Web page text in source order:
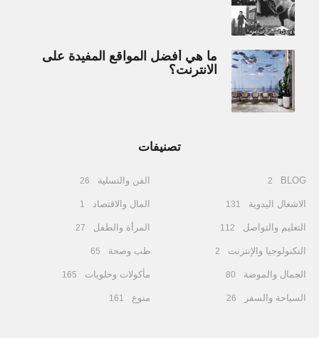
ما هي أفضل المواقع المفيدة على
الانترنت؟
تصنيفات
BLOG
2
الاشغال اليدوية 131
التعليم والتواصل 112
التكنولوجيا والإنترنت 2
الجمال والموضة 80
السياحة والسفر 26
الفن والتسلية 26
المال والاقتصاد 1
المرأة والطفل 27
طب وصحة 65
مأكولات وحلويات 165
منوع 161